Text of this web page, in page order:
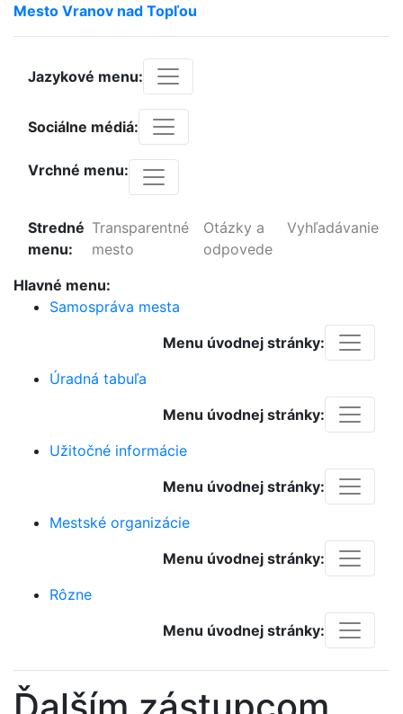
Mesto Vranov nad Topľou
Jazykové menu:
Sociálne médiá:
Vrchné menu:
Stredné
menu:
Transparentné
mesto
Otázky a
odpovede
Vyhľadávanie
Hlavné menu:
Samospráva mesta
Menu úvodnej stránky:
Úradná tabuľa
Menu úvodnej stránky:
Užitočné informácie
Menu úvodnej stránky:
Mestské organizácie
Menu úvodnej stránky:
Rôzne
Menu úvodnej stránky: